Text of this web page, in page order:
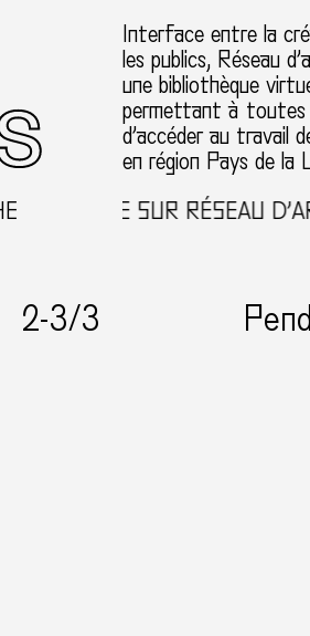
Interface entre la
les publics, Réseau
une bibliothèque
permettant à
d’accéder au travail
en région Pays de la
SUR RÉSEAU
2-3/3